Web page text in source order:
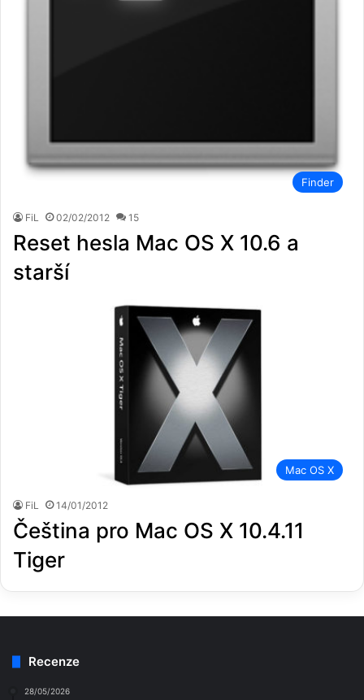
Finder
FiL 02/02/2012 15
Reset hesla Mac OS X 10.6 a
starší
Mac OS X
FiL 14/01/2012
Čeština pro Mac OS X 10.4.11
Tiger
Recenze
28/05/2026